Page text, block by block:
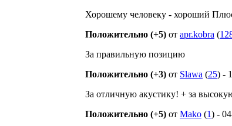
Хорошему человеку - хороший
Положительно (+5) от apr.kobra (
За правильную позицию
Положительно (+3) от Slawa (25) -
За отличную акустику! + за
Положительно (+5) от Mako (1) -